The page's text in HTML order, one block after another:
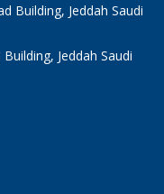
Building, Jeddah Saudi
Jeddah Saudi